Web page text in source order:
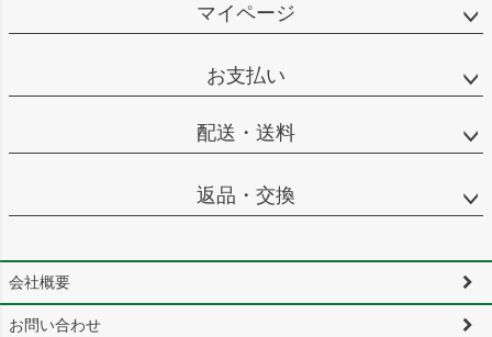
マイページ
お支払い
配送・送料
返品・交換
会社概要
お問い合わせ